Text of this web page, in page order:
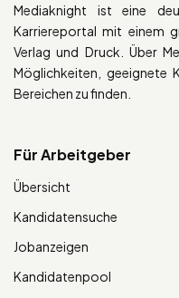
Mediaknight ist eine
Karriereportal mit einem
Verlag und Druck. Über
Möglichkeiten, geeignete
Bereichen zu finden.
Für Arbeitgeber
Übersicht
Kandidatensuche
Jobanzeigen
Kandidatenpool